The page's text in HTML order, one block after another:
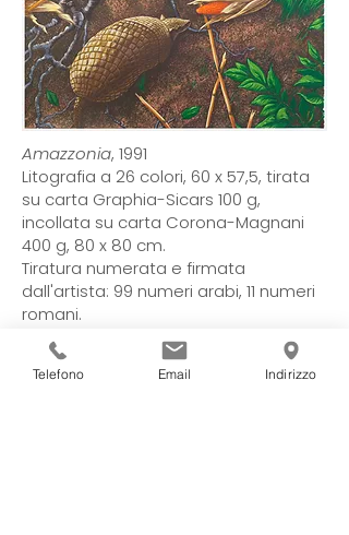
Amazzonia, 1991
Litografia a 26 colori, 60 x 57,5, tirata
su carta Graphia-Sicars 100 g,
incollata su carta Corona-Magnani
400 g, 80 x 80 cm.
Tiratura numerata e firmata
dall'artista: 99 numeri arabi, 11 numeri
romani.
Telefono Email Indirizzo